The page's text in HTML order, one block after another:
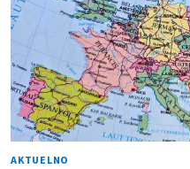
AKTUELNO